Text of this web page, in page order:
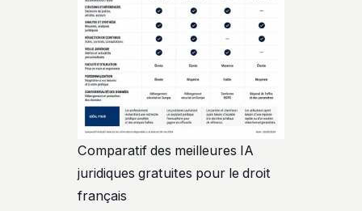
Comparatif des meilleures IA
juridiques gratuites pour le droit
français